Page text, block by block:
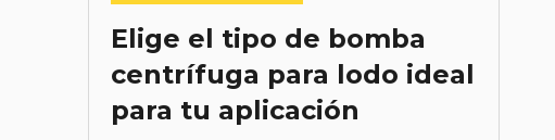
Elige el tipo de bomba
centrífuga para lodo ideal
para tu aplicación